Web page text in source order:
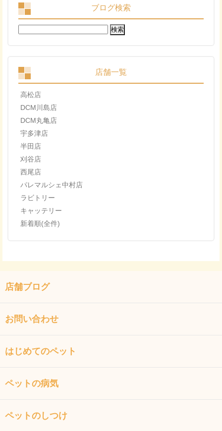
ブログ検索
検
索:
店舗一覧
高松店
DCM川島店
DCM丸亀店
宇多津店
半田店
刈谷店
西尾店
パレマルシェ中村店
ラビトリー
キャッテリー
新着順(全件)
店舗ブログ
お問い合わせ
はじめてのペット
ペットの病気
ペットのしつけ